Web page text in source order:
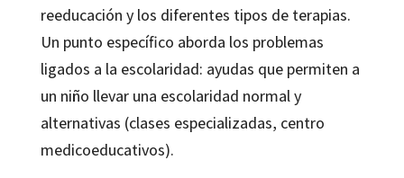
reeducación y los diferentes tipos de terapias.
Un punto específico aborda los problemas
ligados a la escolaridad: ayudas que permiten a
un niño llevar una escolaridad normal y
alternativas (clases especializadas, centro
medicoeducativos).